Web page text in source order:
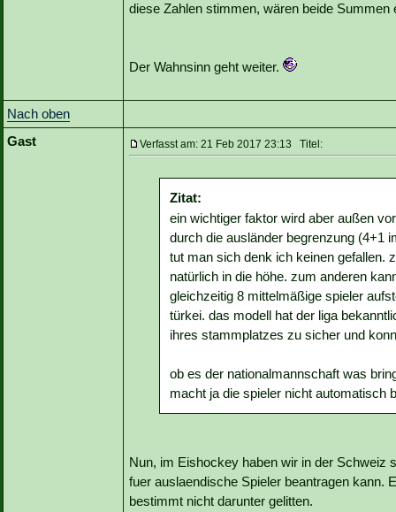
diese Zahlen stimmen, wären beide Summen
Der Wahnsinn geht weiter.
Nach oben
Gast
Verfasst am: 21 Feb 2017 23:13 Titel:
Zitat:
ein wichtiger faktor wird aber außen
durch die ausländer begrenzung (4+1
tut man sich denk ich keinen gefallen.
natürlich in die höhe. zum anderen
gleichzeitig 8 mittelmäßige spieler
türkei. das modell hat der liga
ihres stammplatzes zu sicher und
ob es der nationalmannschaft was
macht ja die spieler nicht automatisch
Nun, im Eishockey haben wir in der Schweiz
fuer auslaendische Spieler beantragen kann.
bestimmt nicht darunter gelitten.